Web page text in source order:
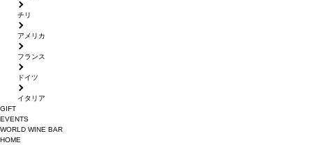
チリ
アメリカ
フランス
ドイツ
イタリア
GIFT
EVENTS
WORLD WINE BAR
HOME